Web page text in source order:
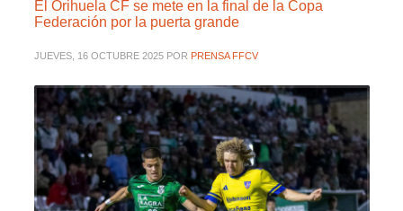
El Orihuela CF se mete en la final de la Copa
Federación por la puerta grande
JUEVES, 16 OCTUBRE 2025 POR PRENSA FFCV